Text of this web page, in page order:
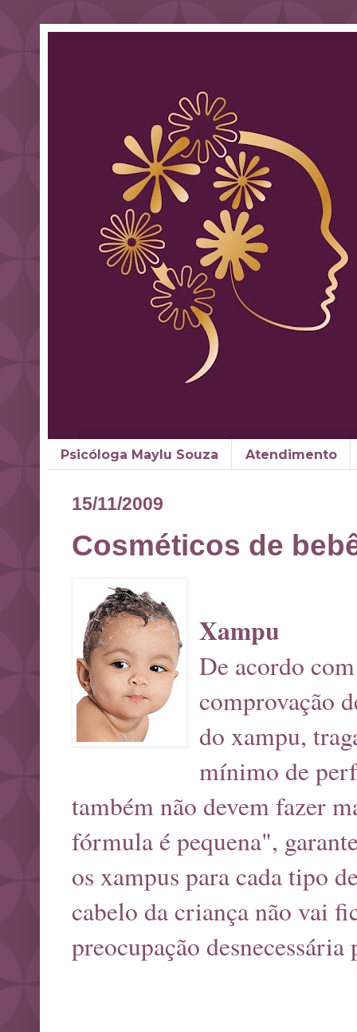
Psicóloga Maylu Souza Atendimento
15/11/2009
Cosméticos de
Xampu
De acordo
comprovação
do xampu,
mínimo de
também não devem fazer
fórmula é pequena",
os xampus para cada tipo
cabelo da criança não vai
preocupação